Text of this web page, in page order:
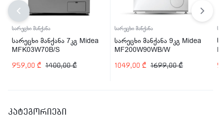
სარეცხი მანქანა
სარეცხი მანქანა 7კგ Midea
MFK03W70B/S
1400,00₾
959,00 ₾
სარეცხი მანქანა
სარეცხი მანქანა 9კგ Midea
MF200W90WB/W
1699,00₾
1049,00 ₾
კატეგორიები